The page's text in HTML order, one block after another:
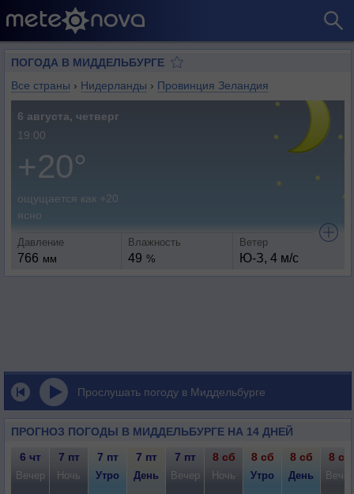
ПОГОДА В МИДДЕЛЬБУРГЕ
Все страны › Нидерланды › Провинция Зеландия
6 августа, четверг
19:00
+20°
ощущается как +20
ясно
Давление
766 мм
Влажность
49 %
Ветер
Ю-З, 4 м/с
Прослушать погоду в Миддельбурге
ПРОГНОЗ ПОГОДЫ В МИДДЕЛЬБУРГЕ НА 14 ДНЕЙ
6 чт 7 пт 7 пт 7 пт 7 пт 8 сб 8 сб 8 сб 8 сб
Вечер Ночь Утро День Вечер Ночь Утро День Вечер